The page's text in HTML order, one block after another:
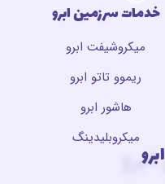
خدمات سرزمین ابرو
میکروشیفت ابرو
ریموو تاتو ابرو
هاشور ابرو
میکروبلیدینگ